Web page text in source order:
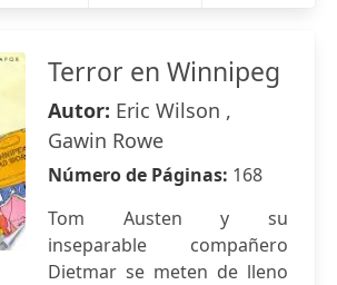
Terror en Winnipeg
Autor: Eric Wilson ,
Gawin Rowe
Número de Páginas: 168
Tom Austen y su
inseparable compañero
Dietmar se meten de lleno